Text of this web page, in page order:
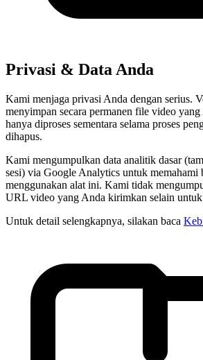
Privasi & Data Anda
Kami menjaga privasi Anda dengan serius.
menyimpan secara permanen file video
hanya diproses sementara selama proses
dihapus.
Kami mengumpulkan data analitik dasar
sesi) via Google Analytics untuk memahami
menggunakan alat ini. Kami tidak
URL video yang Anda kirimkan selain untuk
Untuk detail selengkapnya, silakan baca